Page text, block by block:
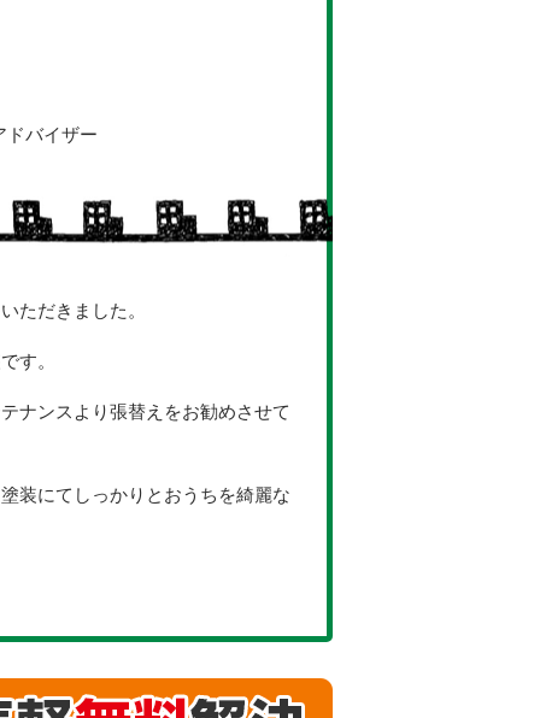
ドバイザー
ただきました。
す。
ナンスより張替えをお勧めさせて
装にてしっかりとおうちを綺麗な